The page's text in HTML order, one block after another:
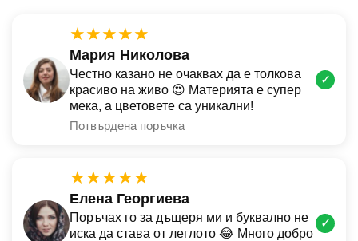
★★★★★
Мария Николова
Честно казано не очаквах да е толкова
красиво на живо 😍 Материята е супер
мека, а цветовете са уникални!
Потвърдена поръчка
✓
★★★★★
Елена Георгиева
Поръчах го за дъщеря ми и буквално не
иска да става от леглото 😂 Много добро
✓